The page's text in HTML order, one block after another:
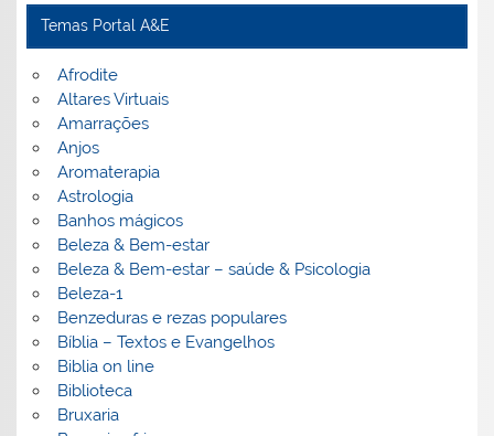
Temas Portal A&E
Afrodite
Altares Virtuais
Amarrações
Anjos
Aromaterapia
Astrologia
Banhos mágicos
Beleza & Bem-estar
Beleza & Bem-estar – saúde & Psicologia
Beleza-1
Benzeduras e rezas populares
Bíblia – Textos e Evangelhos
Biblia on line
Biblioteca
Bruxaria